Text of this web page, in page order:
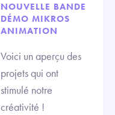
NOUVELLE BANDE
DÉMO MIKROS
ANIMATION
Voici un aperçu des
projets qui ont
stimulé notre
créativité !